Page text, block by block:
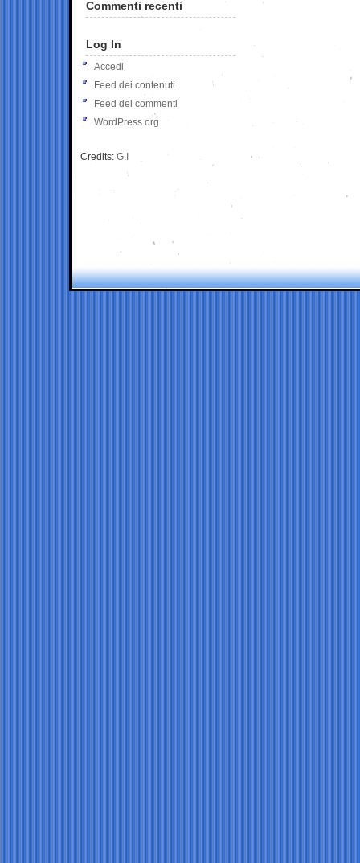
Commenti recenti
Log In
Accedi
Feed dei contenuti
Feed dei commenti
WordPress.org
Credits: G.I